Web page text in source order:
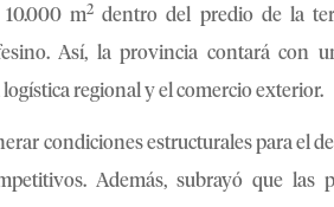
10.000 m2 dentro del predio de la
Así, la provincia contará con
regional y el comercio exterior.
condiciones estructurales para el
Además, subrayó que las